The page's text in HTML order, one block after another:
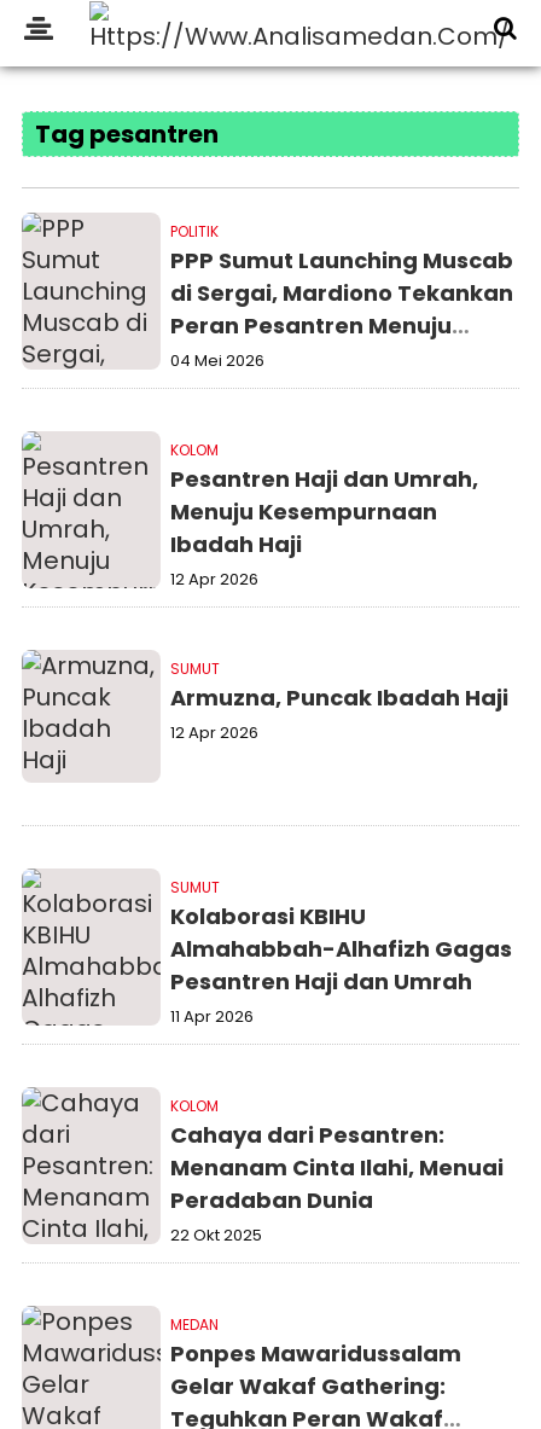
Tag pesantren
POLITIK
PPP Sumut Launching Muscab
di Sergai, Mardiono Tekankan
Peran Pesantren Menuju
Indonesia Emas 2045
04 Mei 2026
KOLOM
Pesantren Haji dan Umrah,
Menuju Kesempurnaan
Ibadah Haji
12 Apr 2026
SUMUT
Armuzna, Puncak Ibadah Haji
12 Apr 2026
SUMUT
Kolaborasi KBIHU
Almahabbah-Alhafizh Gagas
Pesantren Haji dan Umrah
11 Apr 2026
KOLOM
Cahaya dari Pesantren:
Menanam Cinta Ilahi, Menuai
Peradaban Dunia
22 Okt 2025
MEDAN
Ponpes Mawaridussalam
Gelar Wakaf Gathering:
Teguhkan Peran Wakaf